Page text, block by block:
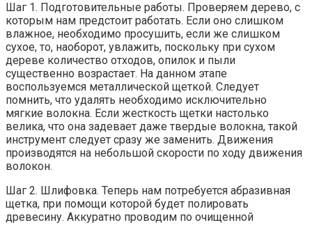
Шаг 1. Подготовительные работы. Проверяем дерево, с
которым нам предстоит работать. Если оно слишком
влажное, необходимо просушить, если же слишком
сухое, то, наоборот, увлажить, поскольку при сухом
дереве количество отходов, опилок и пыли
существенно возрастает. На данном этапе
воспользуемся металлической щеткой. Следует
помнить, что удалять необходимо исключительно
мягкие волокна. Если жесткость щетки настолько
велика, что она задевает даже твердые волокна, такой
инструмент следует сразу же заменить. Движения
производятся на небольшой скорости по ходу движения
волокон.
Шаг 2. Шлифовка. Теперь нам потребуется абразивная
щетка, при помощи которой будет полировать
древесину. Аккуратно проводим по очищенной